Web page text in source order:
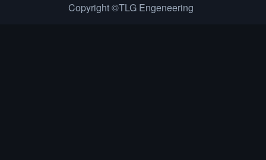
Copyright ©TLG Engeneering